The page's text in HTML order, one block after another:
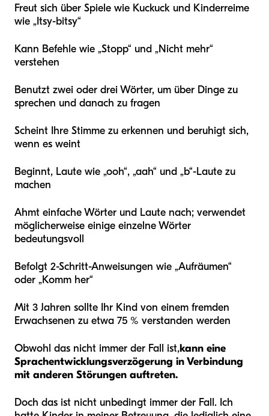
Freut sich über Spiele wie Kuckuck und Kinderreime
wie „Itsy-bitsy“
Kann Befehle wie „Stopp“ und „Nicht mehr“
verstehen
Benutzt zwei oder drei Wörter, um über Dinge zu
sprechen und danach zu fragen
Scheint Ihre Stimme zu erkennen und beruhigt sich,
wenn es weint
Beginnt, Laute wie „ooh“, „aah“ und „b“-Laute zu
machen
Ahmt einfache Wörter und Laute nach; verwendet
möglicherweise einige einzelne Wörter
bedeutungsvoll
Befolgt 2-Schritt-Anweisungen wie „Aufräumen“
oder „Komm her“
Mit 3 Jahren sollte Ihr Kind von einem fremden
Erwachsenen zu etwa 75 % verstanden werden
Obwohl das nicht immer der Fall ist,kann eine
Sprachentwicklungsverzögerung in Verbindung
mit anderen Störungen auftreten.
Doch das ist nicht unbedingt immer der Fall. Ich